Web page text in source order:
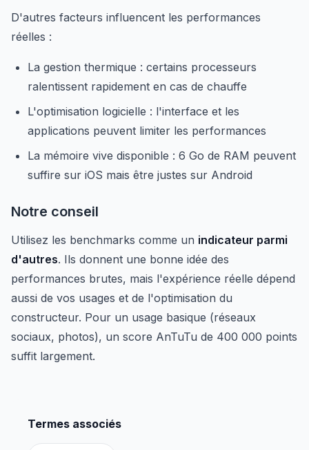
D'autres facteurs influencent les performances
réelles :
La gestion thermique : certains processeurs
ralentissent rapidement en cas de chauffe
L'optimisation logicielle : l'interface et les
applications peuvent limiter les performances
La mémoire vive disponible : 6 Go de RAM peuvent
suffire sur iOS mais être justes sur Android
Notre conseil
Utilisez les benchmarks comme un indicateur parmi
d'autres. Ils donnent une bonne idée des
performances brutes, mais l'expérience réelle dépend
aussi de vos usages et de l'optimisation du
constructeur. Pour un usage basique (réseaux
sociaux, photos), un score AnTuTu de 400 000 points
suffit largement.
Termes associés